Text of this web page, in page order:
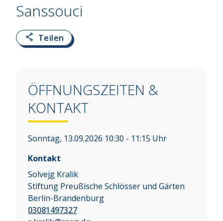
Sanssouci
Teilen
ÖFFNUNGSZEITEN &
KONTAKT
Sonntag, 13.09.2026 10:30 - 11:15 Uhr
Kontakt
Solvejg Kralik
Stiftung Preußische Schlösser und Gärten
Berlin-Brandenburg
03081497327